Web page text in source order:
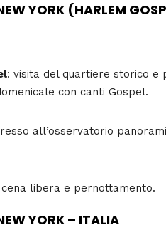
YORK (HARLEM
: visita del quartiere storico e
con canti Gospel.
all’osservatorio
libera e pernottamento.
YORK – ITALIA